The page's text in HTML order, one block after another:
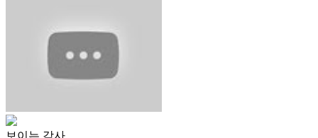
보이는 감사